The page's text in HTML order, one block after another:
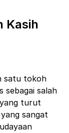
Kasih
satu tokoh
sebagai salah
turut
sangat